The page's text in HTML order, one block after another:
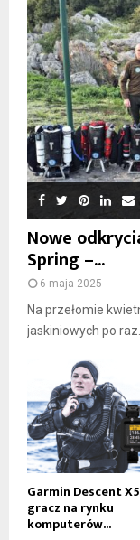
Nowe
Spring –...
6 maja 2025
Na przełomie
jaskiniowych po raz...
Garmin Descent
gracz na rynku
komputerów...